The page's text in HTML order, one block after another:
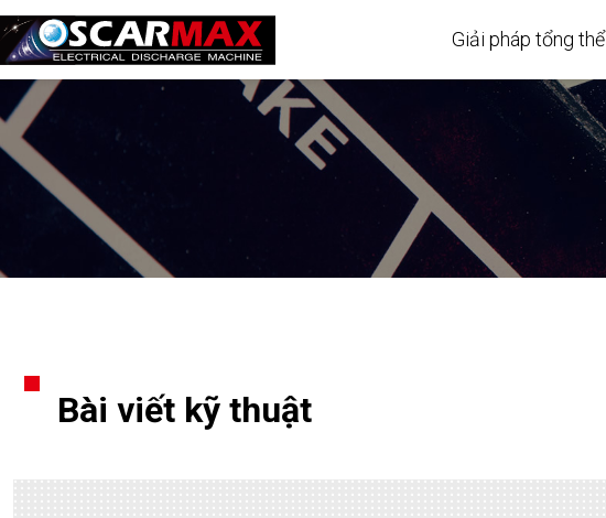
Giải pháp tổng thể
Bài viết kỹ thuật